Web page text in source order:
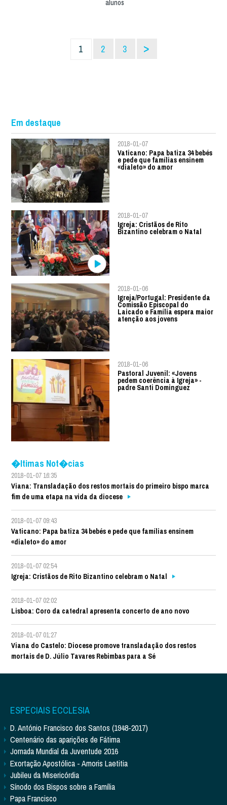
alunos
1 2 3 >
Em destaque
2018-01-07
Vaticano: Papa batiza 34 bebés
e pede que famílias ensinem
«dialeto» do amor
2018-01-07
Igreja: Cristãos de Rito
Bizantino celebram o Natal
2018-01-06
Igreja/Portugal: Presidente da
Comissão Episcopal do
Laicado e Família espera maior
atenção aos jovens
2018-01-06
Pastoral Juvenil: «Jovens
pedem coerência à Igreja» -
padre Santi Dominguez
�ltimas Not�cias
2018-01-07 16:35
Viana: Transladação dos restos mortais do primeiro bispo marca
fim de uma etapa na vida da diocese
2018-01-07 09:43
Vaticano: Papa batiza 34 bebés e pede que famílias ensinem
«dialeto» do amor
2018-01-07 02:54
Igreja: Cristãos de Rito Bizantino celebram o Natal
2018-01-07 02:02
Lisboa: Coro da catedral apresenta concerto de ano novo
2018-01-07 01:27
Viana do Castelo: Diocese promove transladação dos restos
mortais de D. Júlio Tavares Rebimbas para a Sé
ESPECIAIS ECCLESIA
D. António Francisco dos Santos (1948-2017)
Centenário das aparições de Fátima
Jornada Mundial da Juventude 2016
Exortação Apostólica - Amoris Laetitia
Jubileu da Misericórdia
Sínodo dos Bispos sobre a Família
Papa Francisco